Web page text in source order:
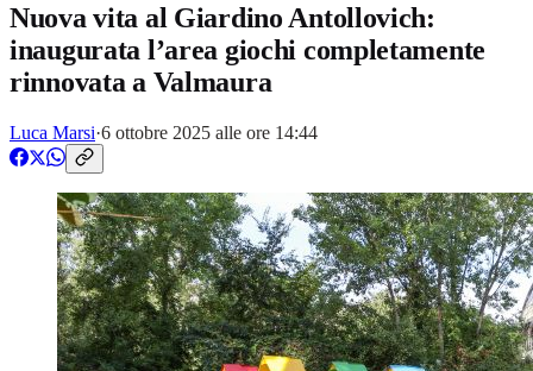
Nuova vita al Giardino Antollovich:
inaugurata l’area giochi completamente
rinnovata a Valmaura
Luca Marsi·6 ottobre 2025 alle ore 14:44